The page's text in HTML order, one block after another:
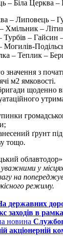
– Біла Церква –
– Липовець –
Хмільник –
– Гайсин
Могилів-
– Теплик –
значення з
м2 ямковості.
щоденно
ґрунт
тощо.
облавтодор»
у
на
режиму.
державних
заходів в
новина
акціонерній